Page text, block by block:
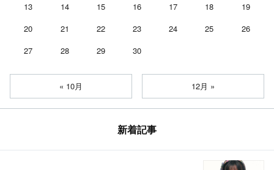
13
14 15 16 17 18
19
20
21 22 23 24 25
26
27
28 29 30
« 10月 12月 »
新着記事